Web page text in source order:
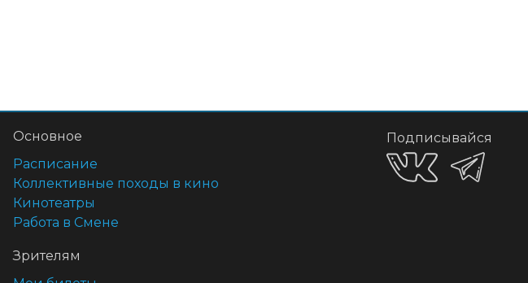
Основное
Расписание
Коллективные походы в кино
Кинотеатры
Работа в Смене
Зрителям
Подписывайся